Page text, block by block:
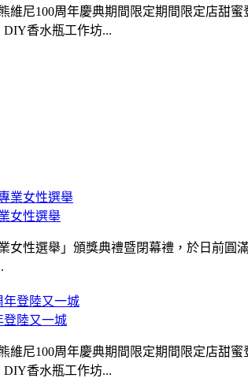
維尼100周年慶典期間限定期間限定店甜
DIY香水瓶工作坊...
女性選舉
女性選舉」頒獎典禮暨閉幕禮，於日前
登陸又一城
維尼100周年慶典期間限定期間限定店甜
DIY香水瓶工作坊...